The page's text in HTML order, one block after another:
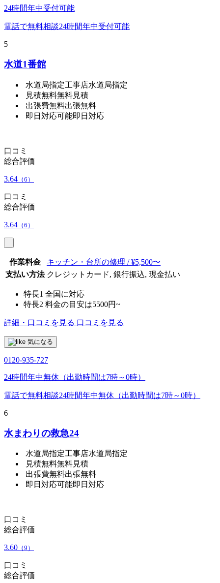
24時間年中受付可能
電話で無料相談24時間年中受付可能
5
水道1番館
水道局指定工事店水道局指定
見積無料無料見積
出張費無料出張無料
即日対応可能即日対応
口コミ
総合評価
3.64 （6）
口コミ
総合評価
3.64 （6）
作業料金
キッチン・台所の修理 / ¥5,500〜
支払い方法 クレジットカード, 銀行振込, 現金払い
特長1 全国に対応
特長2 料金の目安は5500円~
詳細・口コミを見る 口コミを見る
気になる
0120-935-727
24時間年中無休（出勤時間は7時～0時）
電話で無料相談24時間年中無休（出勤時間は7時～0時）
6
水まわりの救急24
水道局指定工事店水道局指定
見積無料無料見積
出張費無料出張無料
即日対応可能即日対応
口コミ
総合評価
3.60 （9）
口コミ
総合評価